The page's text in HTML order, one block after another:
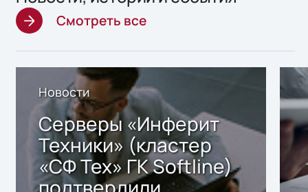
Смотреть все
Новости
Серверы «Инферит
Техники» (кластер
«СФ Тех» ГК Softline)